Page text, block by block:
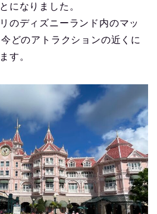
になりました。
のディズニーランド内のマッ
どのアトラクションの近くに
す。